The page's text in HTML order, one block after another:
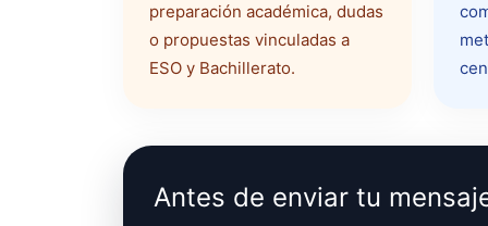
preparación académica, dudas
o propuestas vinculadas a
ESO y Bachillerato.
Antes de enviar tu